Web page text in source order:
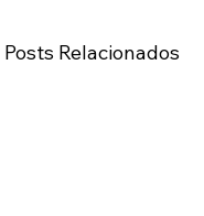
Posts Relacionados